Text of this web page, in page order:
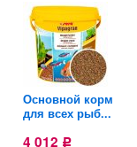
Основной корм
для всех рыб...
4 012 Р